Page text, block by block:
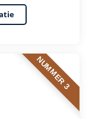
NUMMER 3